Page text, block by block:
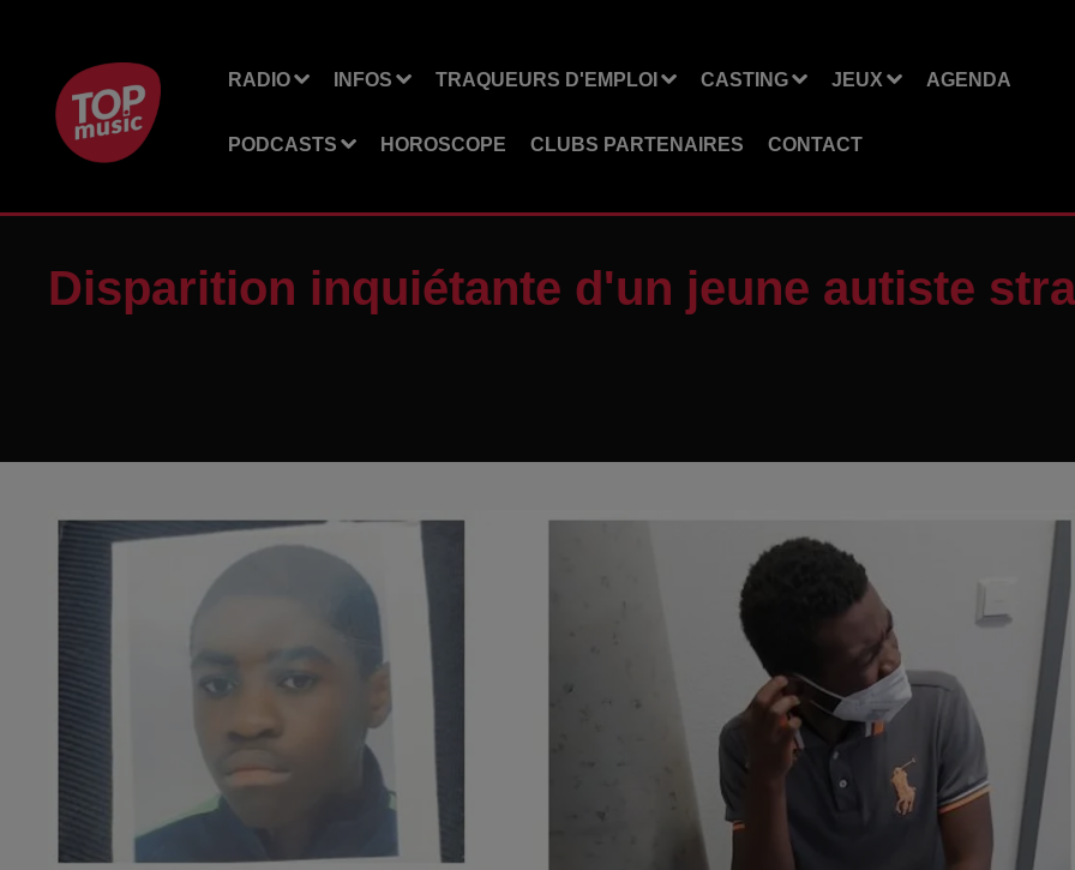
RADIO INFOS TRAQUEURS D'EMPLOI CASTING JEUX AGENDA
PODCASTS HOROSCOPE CLUBS PARTENAIRES CONTACT
Disparition inquiétante d'un jeune autiste